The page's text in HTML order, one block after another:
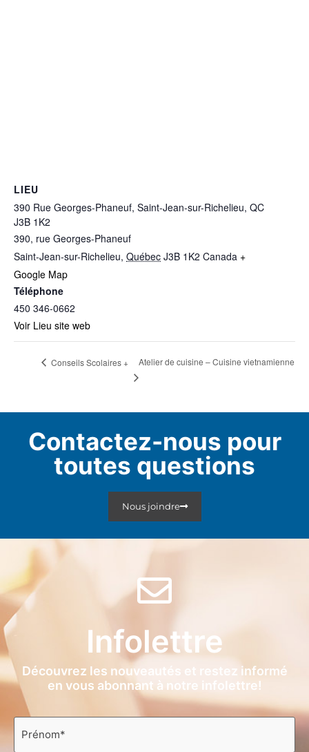
LIEU
390 Rue Georges-Phaneuf, Saint-Jean-sur-Richelieu, QC
J3B 1K2
390, rue Georges-Phaneuf
Saint-Jean-sur-Richelieu, Québec J3B 1K2 Canada +
Google Map
Téléphone
450 346-0662
Voir Lieu site web
Conseils Scolaires + Atelier de cuisine – Cuisine vietnamienne
Contactez-nous pour
toutes questions
Nous joindre
Infolettre
Découvrez les nouveautés et restez informé
en vous abonnant à notre infolettre!
Prénom